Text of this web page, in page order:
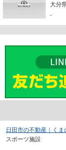
大分
-
日田市の不動産｜く
スポーツ施設